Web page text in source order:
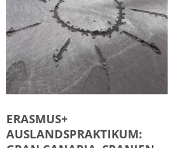
ERASMUS+
AUSLANDSPRAKTIKUM: